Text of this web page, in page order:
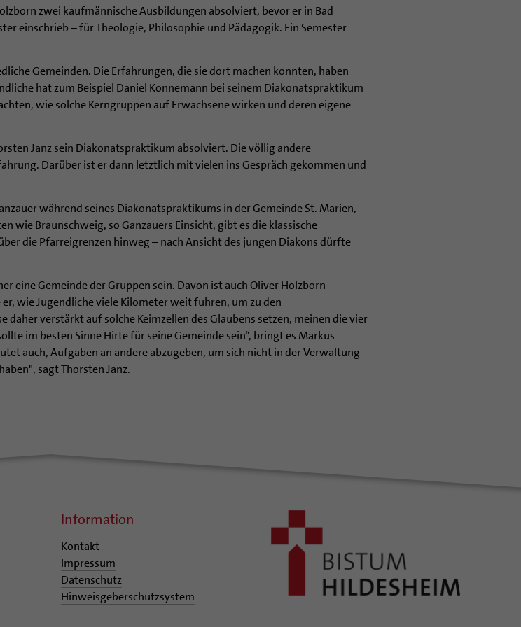
zwei kaufmännische Ausbildungen absolviert, bevor er in Bad
einschrieb – für Theologie, Philosophie und Pädagogik. Ein Semester
Gemeinden. Die Erfahrungen, die sie dort machen konnten, haben
hat zum Beispiel Daniel Konnemann bei seinem Diakonatspraktikum
wie solche Kerngruppen auf Erwachsene wirken und deren eigene
Janz sein Diakonatspraktikum absolviert. Die völlig andere
Darüber ist er dann letztlich mit vielen ins Gespräch gekommen und
während seines Diakonatspraktikums in der Gemeinde St. Marien,
wie Braunschweig, so Ganzauers Einsicht, gibt es die klassische
die Pfarreigrenzen hinweg – nach Ansicht des jungen Diakons dürfte
eine Gemeinde der Gruppen sein. Davon ist auch Oliver Holzborn
wie Jugendliche viele Kilometer weit fuhren, um zu den
verstärkt auf solche Keimzellen des Glaubens setzen, meinen die vier
im besten Sinne Hirte für seine Gemeinde sein“, bringt es Markus
auch, Aufgaben an andere abzugeben, um sich nicht in der Verwaltung
sagt Thorsten Janz.
Information
Kontakt
Impressum
Datenschutz
Hinweisgeberschutzsystem